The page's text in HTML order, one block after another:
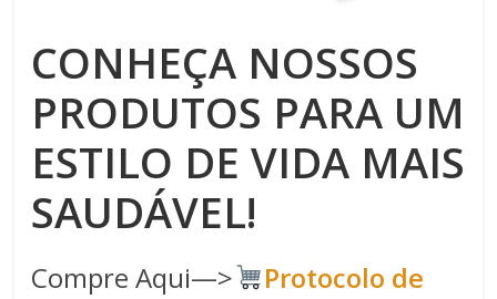
CONHEÇA NOSSOS
PRODUTOS PARA UM
ESTILO DE VIDA MAIS
SAUDÁVEL!
Compre Aqui—>
Protocolo de